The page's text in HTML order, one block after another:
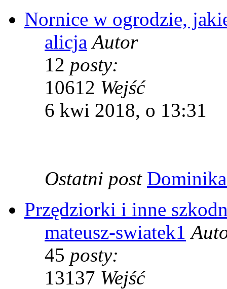
Nornice w ogrodzie,
alicja Autor
12 posty:
10612 Wejść
6 kwi 2018, o 13:31
Ostatni post
Przędziorki i inne
mateusz-swiatek1
45 posty:
13137 Wejść